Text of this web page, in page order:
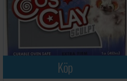
Köp